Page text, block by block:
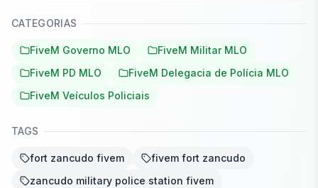
CATEGORIAS
FiveM Governo MLO
FiveM Militar MLO
FiveM PD MLO
FiveM Delegacia de Polícia MLO
FiveM Veículos Policiais
TAGS
fort zancudo fivem
fivem fort zancudo
zancudo military police station fivem